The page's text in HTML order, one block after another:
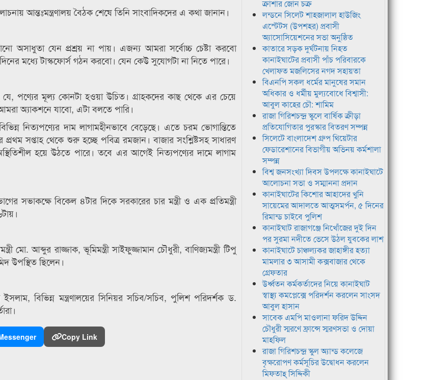
আন্তঃমন্ত্রণালয় বৈঠক শেষে তিনি সাংবাদিকদের এ কথা জানান।
অসাধুতা যেন প্রশ্রয় না পায়। এজন্য আমরা সর্বোচ্চ চেষ্টা করবো
মধ্যে টাস্কফোর্স গঠন করবো। যেন কেউ সুযোগটা না নিতে পারে।
পণ্যের মূল্য কোনটা হওয়া উচিত। গ্রাহকদের কাছ থেকে এর চেয়ে
অ্যাকশনে যাবো, এটা বলতে পারি।
নিত্যপণ্যের দাম লাগামহীনভাবে বেড়েছে। এতে চরম ভোগান্তিতে
প্রথম সপ্তাহ থেকে শুরু হচ্ছে পবিত্র রমজান। বাজার সংশ্লিষ্টসহ সাধারণ
হয়ে উঠতে পারে। তবে এর আগেই নিত্যপণ্যের দামে লাগাম
সভাকক্ষে বিকেল ৪টার দিকে সরকারের চার মন্ত্রী ও এক প্রতিমন্ত্রী
মো. আব্দুর রাজ্জাক, ভূমিমন্ত্রী সাইফুজ্জামান চৌধুরী, বাণিজ্যমন্ত্রী টিপু
উপস্থিত ছিলেন।
বিভিন্ন মন্ত্রণালয়ের সিনিয়র সচিব/সচিব, পুলিশ পরিদর্শক ড.
Copy Link
ক্রাশার জোন চক্র
লন্ডনে সিলেট শাহজালাল হাউজিং
এস্টেটস (উপশহর) প্রবাসী
অ্যাসোসিয়েশনের সভা অনুষ্ঠিত
কাতারে সড়ক দুর্ঘটনায় নিহত
কানাইঘাটের প্রবাসী পাঁচ পরিবারকে
খেলাফত মজলিসের নগদ সহায়তা
বিএনপি সকল ধর্মের মানুষের সমান
অধিকার ও ধর্মীয় মুল্যবোধে বিশ্বাসী:
আবুল কাহের চৌ: শামিম
রাজা গিরিশচন্দ্র স্কুলে বার্ষিক ক্রীড়া
প্রতিযোগিতার পুরস্কার বিতরণ সম্পন্ন
সিলেটে বাংলাদেশ গ্রুপ থিয়েটার
ফেডারেশানের বিভাগীয় অভিনয় কর্মশালা
সম্পন্ন
বিশ্ব জনসংখ্যা দিবস উপলক্ষে কানাইঘাটে
আলোচনা সভা ও সম্মাননা প্রদান
কানাইঘাটের কিশোর আহাদের খুনি
সায়েমের আদালতে আত্মসমর্পন, ৫ দিনের
রিমান্ড চাইবে পুলিশ
কানাইঘাট রাজাগঞ্জে নিখোঁজের দুই দিন
পর সুরমা নদীতে ভেসে উঠল যুবকের লাশ
কানাইঘাটে চাঞ্চল্যকর জাহাঙ্গীর হত্যা
মামলার ৩ আসামী কক্সবাজার থেকে
গ্রেফতার
উর্ধ্বতন কর্মকর্তাদের নিয়ে কানাইঘাট
স্বাস্থ্য কমপ্লেক্সে পরিদর্শন করলেন সাংসদ
আবুল হাসান
সাবেক এমপি মাওলানা ফরিদ উদ্দিন
চৌধুরী স্মরণে ফ্রান্সে স্মরণসভা ও দোয়া
মাহফিল
রাজা গিরিশচন্দ্র স্কুল অ্যান্ড কলেজে
বৃক্ষরোপণ কর্মসূচির উদ্বোধন করলেন
মিফতাহ্ সিদ্দিকী